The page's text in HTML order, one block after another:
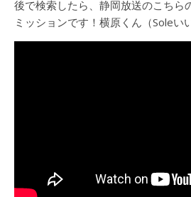
後で検索したら、静岡放送のこちら
ミッションです！横原くん（Soleい